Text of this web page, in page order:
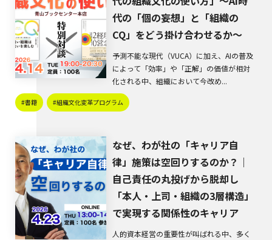
代の「個の妄想」と「組織の
CQ」をどう掛け合わせるか〜
予測不能な現代（VUCA）に加え、AIの普及
によって「効率」や「正解」の価値が相対
化される中、組織において今改め...
#書籍 #組織文化変革プログラム
なぜ、わが社の「キャリア自
律」施策は空回りするのか？｜
自己責任の丸投げから脱却し
「本人・上司・組織の3層構造」
で実現する関係性のキャリア
人的資本経営の重要性が叫ばれる中、多く